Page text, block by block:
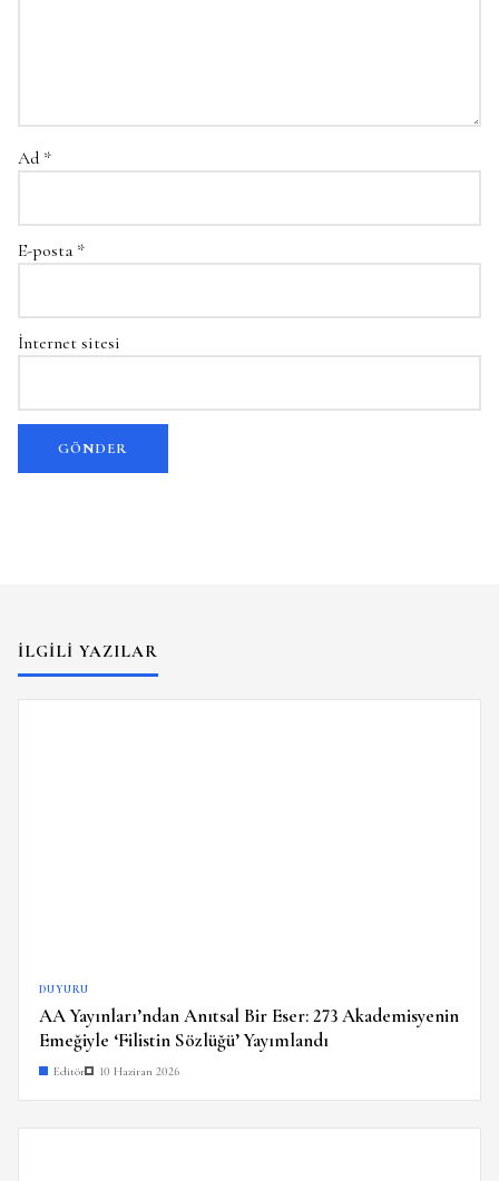
Ad *
E-posta *
İnternet sitesi
İLGILI YAZILAR
DUYURU
AA Yayınları’ndan Anıtsal Bir Eser: 273 Akademisyenin
Emeğiyle ‘Filistin Sözlüğü’ Yayımlandı
Editör 10 Haziran 2026